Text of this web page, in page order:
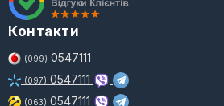
Контакти
(099) 0547111
(097) 0547111
(063) 0547111